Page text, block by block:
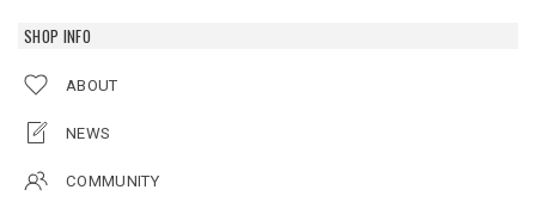
SHOP INFO
ABOUT
NEWS
COMMUNITY